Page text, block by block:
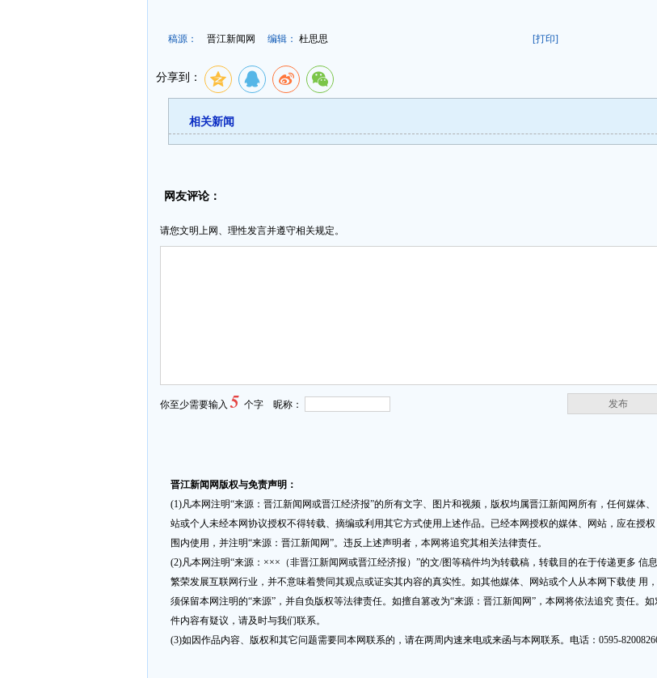
稿源： 晋江新闻网 编辑： 杜思思 [打印]
分享到：
相关新闻
网友评论：
请您文明上网、理性发言并遵守相关规定。
发布
你至少需要输入5 个字 昵称：
晋江新闻网版权与免责声明：
(1)凡本网注明“来源：晋江新闻网或晋江经济报”的所有文字、图片和视频，版权均属晋江新闻网所有，任何媒体、
站或个人未经本网协议授权不得转载、摘编或利用其它方式使用上述作品。已经本网授权的媒体、网站，应在授权
围内使用，并注明“来源：晋江新闻网”。违反上述声明者，本网将追究其相关法律责任。
(2)凡本网注明“来源：×××（非晋江新闻网或晋江经济报）”的文/图等稿件均为转载稿，转载目的在于传递更多 信息
繁荣发展互联网行业，并不意味着赞同其观点或证实其内容的真实性。如其他媒体、网站或个人从本网下载使 用
须保留本网注明的“来源”，并自负版权等法律责任。如擅自篡改为“来源：晋江新闻网”，本网将依法追究 责任。如
件内容有疑议，请及时与我们联系。
(3)如因作品内容、版权和其它问题需要同本网联系的，请在两周内速来电或来函与本网联系。电话：0595-82008266